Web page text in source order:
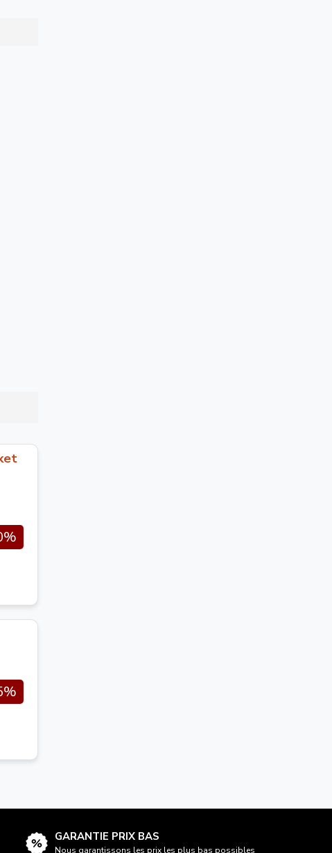
GARANTIE PRIX BAS
Nous garantissons les prix les plus bas possibles